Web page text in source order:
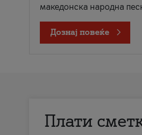
македонска народна
Дознај повеќе
Плати